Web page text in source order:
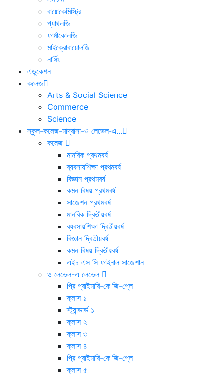
বায়োকেমিস্ট্রি
প্যাথলজি
ফার্মাকোলজি
মাইক্রোবায়োলজি
নার্সিং
এডুকেশন
কলেজ
Arts & Social Science
Commerce
Science
স্কুল-কলেজ-মাদ্রাসা-ও লেভেল-এ...
কলেজ
মানবিক প্রথমবর্ষ
ব্যবসায়শিক্ষা প্রথমবর্ষ
বিজ্ঞান প্রথমবর্ষ
কমন বিষয় প্রথমবর্ষ
সাজেশন প্রথমবর্ষ
মানবিক দ্বিতীয়বর্ষ
ব্যবসায়শিক্ষা দ্বিতীয়বর্ষ
বিজ্ঞান দ্বিতীয়বর্ষ
কমন বিষয় দ্বিতীয়বর্ষ
এইচ এস সি ফাইনাল সাজেশান
ও লেভেল-এ লেভেল
প্রি প্রাইমারি-কে জি-প্লে
ক্লাস ১
স্ট্যান্ডার্ড ১
ক্লাস ২
ক্লাস ৩
ক্লাস ৪
প্রি প্রাইমারি-কে জি-প্লে
ক্লাস ৫